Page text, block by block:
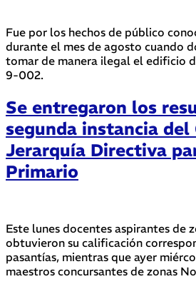
Fue por los hechos de público
durante el mes de agosto cuando
tomar de manera ilegal el edificio
9-002.
Se entregaron los
segunda instancia del
Jerarquía Directiva
Primario
Este lunes docentes aspirantes de
obtuvieron su calificación
pasantías, mientras que ayer
maestros concursantes de zonas